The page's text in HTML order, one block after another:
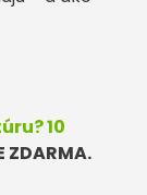
10
ZDARMA.